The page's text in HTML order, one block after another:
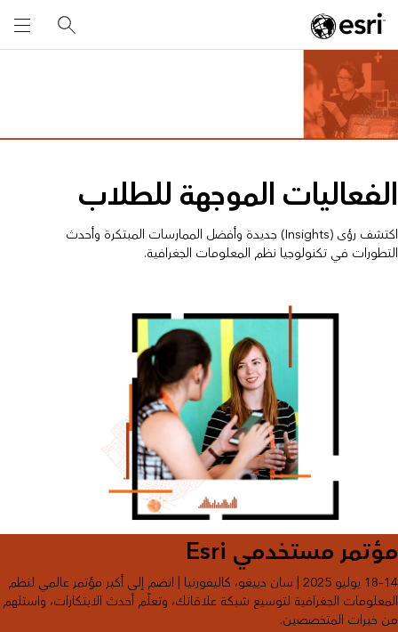
الفعاليات الموجهة للطلاب
اكتشف رؤى (Insights) جديدة وأفضل الممارسات المبتكرة وأحدث
التطورات في تكنولوجيا نظم المعلومات الجغرافية.
مؤتمر مستخدمي Esri
14–18 يوليو 2025 | سان دييغو، كاليفورنيا | انضم إلى أكبر مؤتمر عالمي لنظم
المعلومات الجغرافية لتوسيع شبكة علاقاتك، وتعلّم أحدث الابتكارات، واستلهم
من خبرات المتخصصين.